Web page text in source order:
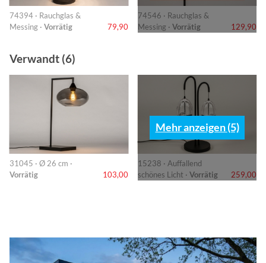
74394 · Rauchglas &
Messing · Vorrätig 79,90
74546 · Rauchglas &
Messing · Vorrätig 129,90
Verwandt (6)
31045 · Ø 26 cm ·
Vorrätig
103,00
15238 · Auffallend
schönes Licht · Vorrätig 259,00
Mehr anzeigen (5)